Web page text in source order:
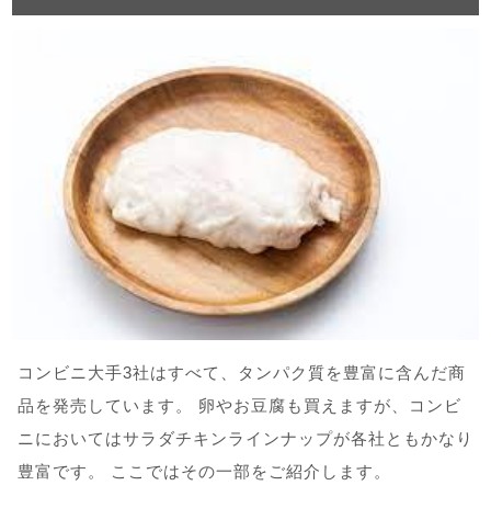
コンビニ大手3社はすべて、タンパク質を豊富に含んだ商
品を発売しています。 卵やお豆腐も買えますが、コンビ
ニにおいてはサラダチキンラインナップが各社ともかなり
豊富です。 ここではその一部をご紹介します。